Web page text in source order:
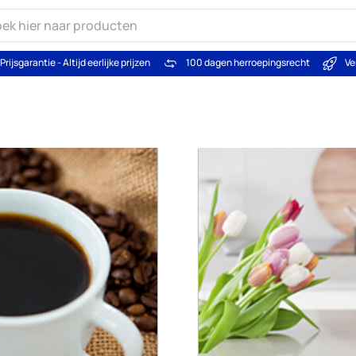
Prijsgarantie - Altijd eerlijke prijzen 100 dagen herroepingsrecht